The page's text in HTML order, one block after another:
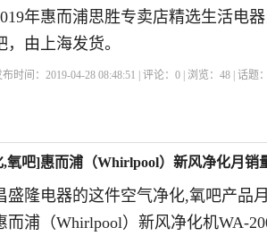
年惠而浦思胜专卖店精选生活电
，由上海发货。
布时间：2019-04-28 08:48:51 | 评论：0 | 浏览：48 | 话题：
氧吧]惠而浦（Whirlpool）新风净化月销
盛隆电器的这件空气净化,氧吧产品
而浦（Whirlpool）新风净化机WA-